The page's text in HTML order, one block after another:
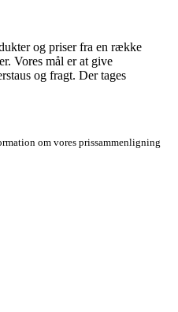
og priser fra en række
Vores mål er at give
og fragt. Der tages
om vores prissammenligning